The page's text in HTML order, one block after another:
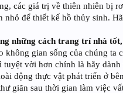
các giá trị về thiên nhiên bị
nhỏ để thiết kế hồ thủy sinh.
những cách trang trí nhà
không gian sống của chúng
tuyệt vời hơn chính là hãy
động thực vật phát triển ở
giãn sau thời gian làm việc